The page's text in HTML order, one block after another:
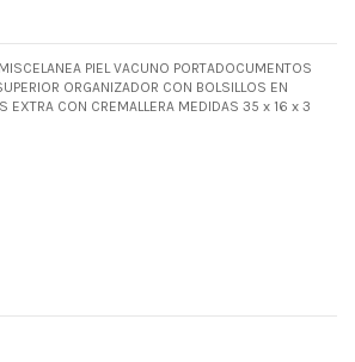
PIEL VACUNO PORTADOCUMENTOS
ORGANIZADOR CON BOLSILLOS EN
EXTRA CON CREMALLERA MEDIDAS 35 x 16 x 3